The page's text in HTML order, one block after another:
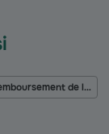
Remboursement de l’assurance après un sinistre